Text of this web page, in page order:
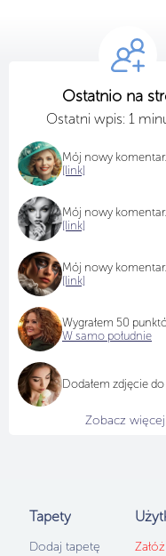
Ostatnio na
Ostatni wpis: 1
Mój nowy
[link]
Mój nowy
[link]
Mój nowy
[link]
Wygrałem 50
W samo południe
Dodałem zdjęcie
Zobacz
Tapety
Dodaj tapetę